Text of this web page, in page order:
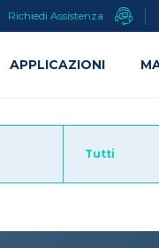
Tutti
Richiedi Assistenza
APPLICAZIONI